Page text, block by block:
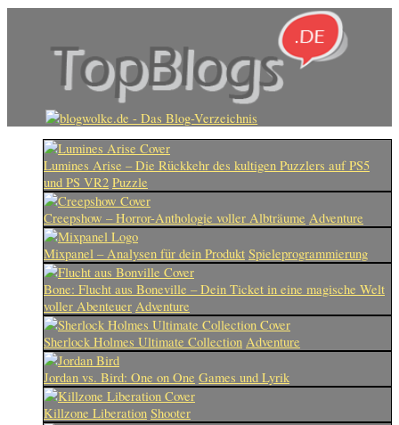
Lumines Arise – Die Rückkehr des kultigen Puzzlers auf PS5
und PS VR2 Puzzle
Creepshow – Horror-Anthologie voller Albträume Adventure
Mixpanel – Analysen für dein Produkt Spieleprogrammierung
Bone: Flucht aus Boneville – Dein Ticket in eine magische Welt
voller Abenteuer Adventure
Sherlock Holmes Ultimate Collection Adventure
Jordan vs. Bird: One on One Games und Lyrik
Killzone Liberation Shooter